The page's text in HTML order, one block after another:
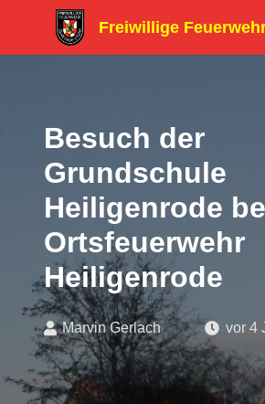
Freiwillige
Besuch der
Grundschule
Heiligenrode
Ortsfeuerwehr
Heiligenrode
Marvin Gerlach vor 4